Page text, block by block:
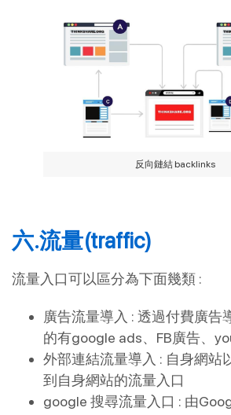
反向鏈結 backlinks
六.流量(traffic)
流量入口可以區分為下面幾類 :
廣告流量導入 : 透過付費廣告
的有google ads、FB廣告、
外部連結流量導入 : 自身網站
到自身網站的流量入口
google 搜尋流量入口 : 由